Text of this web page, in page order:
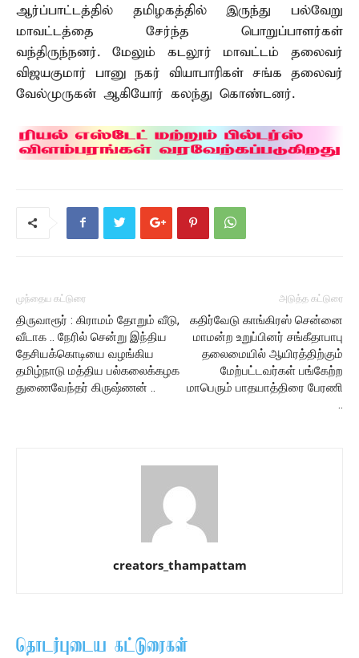
ஆர்ப்பாட்டத்தில் தமிழகத்தில் இருந்து பல்வேறு
மாவட்டத்தை சேர்ந்த பொறுப்பாளர்கள்
வந்திருந்நனர். மேலும் கடலூர் மாவட்டம் தலைவர்
விஜயகுமார் பானு நகர் வியாபாரிகள் சங்க தலைவர்
வேல்முருகன் ஆகியோர் கலந்து கொண்டனர்.
முந்தைய கட்டுரை
திருவாரூர் : கிராமம் தோறும் வீடு,
வீடாக .. நேரில் சென்று இந்திய
தேசியக்கொடியை வழங்கிய
தமிழ்நாடு மத்திய பல்கலைக்கழக
துணைவேந்தர் கிருஷ்ணன் ..
அடுத்த கட்டுரை
கதிர்வேடு காங்கிரஸ் சென்னை
மாமன்ற உறுப்பினர் சங்கீதாபாபு
தலைமையில் ஆயிரத்திற்கும்
மேற்பட்டவர்கள் பங்கேற்ற
மாபெரும் பாதயாத்திரை பேரணி
creators_thampattam
தொடர்புடைய கட்டுரைகள்